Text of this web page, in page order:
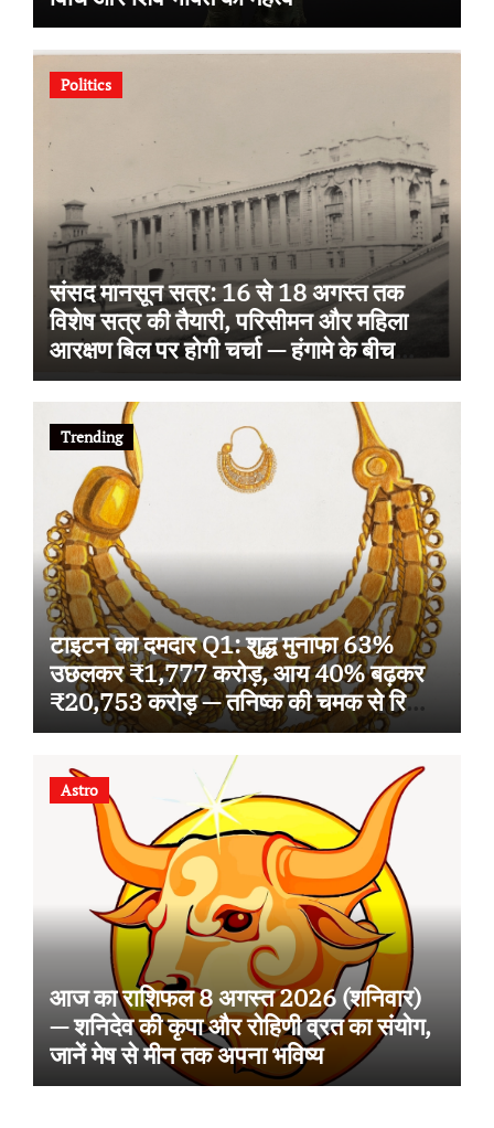
Politics
संसद मानसून सत्र: 16 से 18 अगस्त तक
विशेष सत्र की तैयारी, परिसीमन और महिला
आरक्षण बिल पर होगी चर्चा — हंगामे के बीच
टैक्सेशन बिल पास
Trending
टाइटन का दमदार Q1: शुद्ध मुनाफा 63%
उछलकर ₹1,777 करोड़, आय 40% बढ़कर
₹20,753 करोड़ — तनिष्क की चमक से रिकॉर्ड
ग्रोथ
Astro
आज का राशिफल 8 अगस्त 2026 (शनिवार)
— शनिदेव की कृपा और रोहिणी व्रत का संयोग,
जानें मेष से मीन तक अपना भविष्य